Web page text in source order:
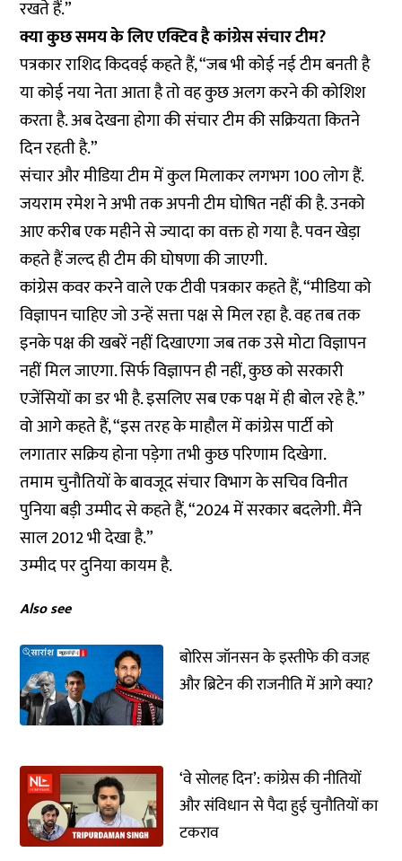
रखते हैं.”
क्या कुछ समय के लिए एक्टिव है कांग्रेस संचार टीम?
पत्रकार राशिद किदवई कहते हैं, “जब भी कोई नई टीम बनती है
या कोई नया नेता आता है तो वह कुछ अलग करने की कोशिश
करता है. अब देखना होगा की संचार टीम की सक्रियता कितने
दिन रहती है.”
संचार और मीडिया टीम में कुल मिलाकर लगभग 100 लोग हैं.
जयराम रमेश ने अभी तक अपनी टीम घोषित नहीं की है. उनको
आए करीब एक महीने से ज्यादा का वक्त हो गया है. पवन खेड़ा
कहते हैं जल्द ही टीम की घोषणा की जाएगी.
कांग्रेस कवर करने वाले एक टीवी पत्रकार कहते हैं, “मीडिया को
विज्ञापन चाहिए जो उन्हें सत्ता पक्ष से मिल रहा है. वह तब तक
इनके पक्ष की खबरें नहीं दिखाएगा जब तक उसे मोटा विज्ञापन
नहीं मिल जाएगा. सिर्फ विज्ञापन ही नहीं, कुछ को सरकारी
एजेंसियों का डर भी है. इसलिए सब एक पक्ष में ही बोल रहे है.”
वो आगे कहते हैं, “इस तरह के माहौल में कांग्रेस पार्टी को
लगातार सक्रिय होना पड़ेगा तभी कुछ परिणाम दिखेगा.
तमाम चुनौतियों के बावजूद संचार विभाग के सचिव विनीत
पुनिया बड़ी उम्मीद से कहते हैं, “2024 में सरकार बदलेगी. मैंने
साल 2012 भी देखा है.”
उम्मीद पर दुनिया कायम है.
Also see
बोरिस जॉनसन के इस्तीफे की वजह
और ब्रिटेन की राजनीति में आगे क्या?
‘वे सोलह दिन’: कांग्रेस की नीतियों
और संविधान से पैदा हुई चुनौतियों का
टकराव